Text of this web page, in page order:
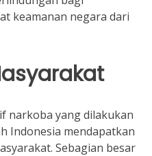
keamanan negara dari
narkoba yang dilakukan
Indonesia mendapatkan
Sebagian besar